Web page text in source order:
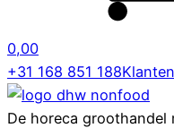
0,00
+31 168 851 188
De horeca groothandel